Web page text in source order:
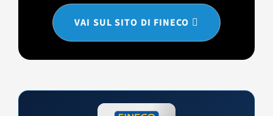
VAI SUL SITO DI FINECO